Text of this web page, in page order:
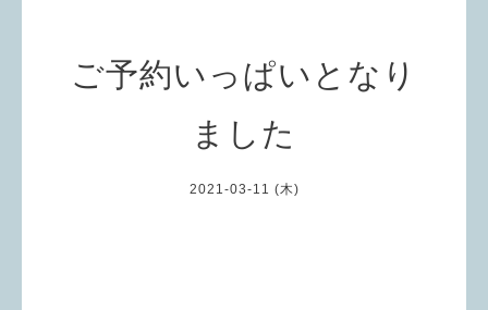
ご予約いっぱいとなり
ました
2021-03-11 (木)